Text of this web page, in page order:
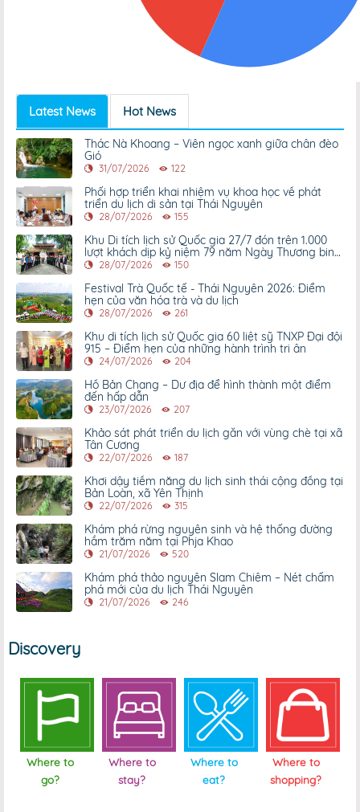
Latest News Hot News
Thác Nà Khoang – Viên ngọc xanh giữa chân đèo
Gió
31/07/2026 122
Phối hợp triển khai nhiệm vụ khoa học về phát
triển du lịch di sản tại Thái Nguyên
28/07/2026 155
Khu Di tích lịch sử Quốc gia 27/7 đón trên 1.000
lượt khách dịp kỷ niệm 79 năm Ngày Thương binh
- Liệt sỹ
28/07/2026 150
Festival Trà Quốc tế - Thái Nguyên 2026: Điểm
hẹn của văn hóa trà và du lịch
28/07/2026 261
Khu di tích lịch sử Quốc gia 60 liệt sỹ TNXP Đại đội
915 – Điểm hẹn của những hành trình tri ân
24/07/2026 204
Hồ Bản Chang – Dư địa để hình thành một điểm
đến hấp dẫn
23/07/2026 207
Khảo sát phát triển du lịch gắn với vùng chè tại xã
Tân Cương
22/07/2026 187
Khơi dậy tiềm năng du lịch sinh thái cộng đồng tại
Bản Loàn, xã Yên Thịnh
22/07/2026 315
Khám phá rừng nguyên sinh và hệ thống đường
hầm trăm năm tại Phja Khao
21/07/2026 520
Khám phá thảo nguyên Slam Chiêm – Nét chấm
phá mới của du lịch Thái Nguyên
21/07/2026 246
Discovery
Where to
go?
Where to
stay?
Where to
eat?
Where to
shopping?